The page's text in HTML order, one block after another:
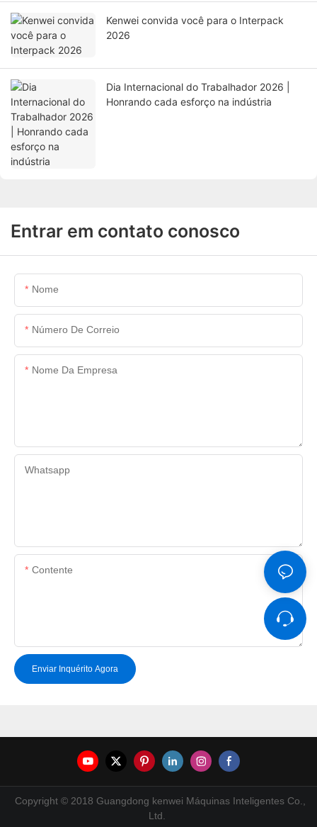
Kenwei convida você para o Interpack
2026
Dia Internacional do Trabalhador 2026 |
Honrando cada esforço na indústria
Entrar em contato conosco
Nome
Número De Correio
Nome Da Empresa
Whatsapp
Contente
Enviar Inquérito Agora
Copyright © 2018 Guangdong kenwei Máquinas Inteligentes Co.,
Ltd.